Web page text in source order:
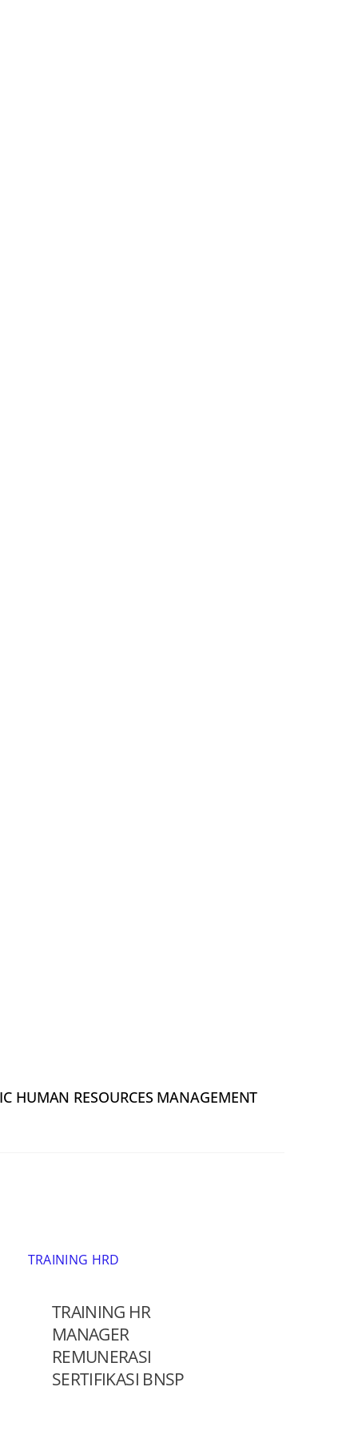
HUMAN RESOURCES MANAGEMENT
TRAINING HRD
TRAINING HR
MANAGER
REMUNERASI
SERTIFIKASI BNSP